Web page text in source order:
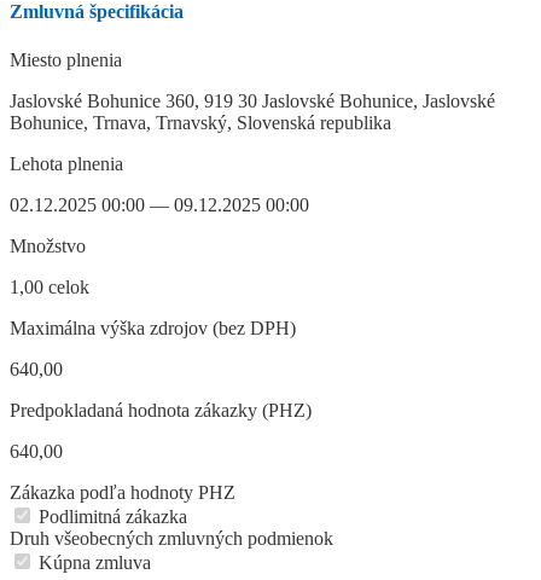
Zmluvná špecifikácia
Miesto plnenia
Jaslovské Bohunice 360, 919 30 Jaslovské Bohunice, Jaslovské
Bohunice, Trnava, Trnavský, Slovenská republika
Lehota plnenia
02.12.2025 00:00 — 09.12.2025 00:00
Množstvo
1,00 celok
Maximálna výška zdrojov (bez DPH)
640,00
Predpokladaná hodnota zákazky (PHZ)
640,00
Zákazka podľa hodnoty PHZ
Podlimitná zákazka
Druh všeobecných zmluvných podmienok
Kúpna zmluva